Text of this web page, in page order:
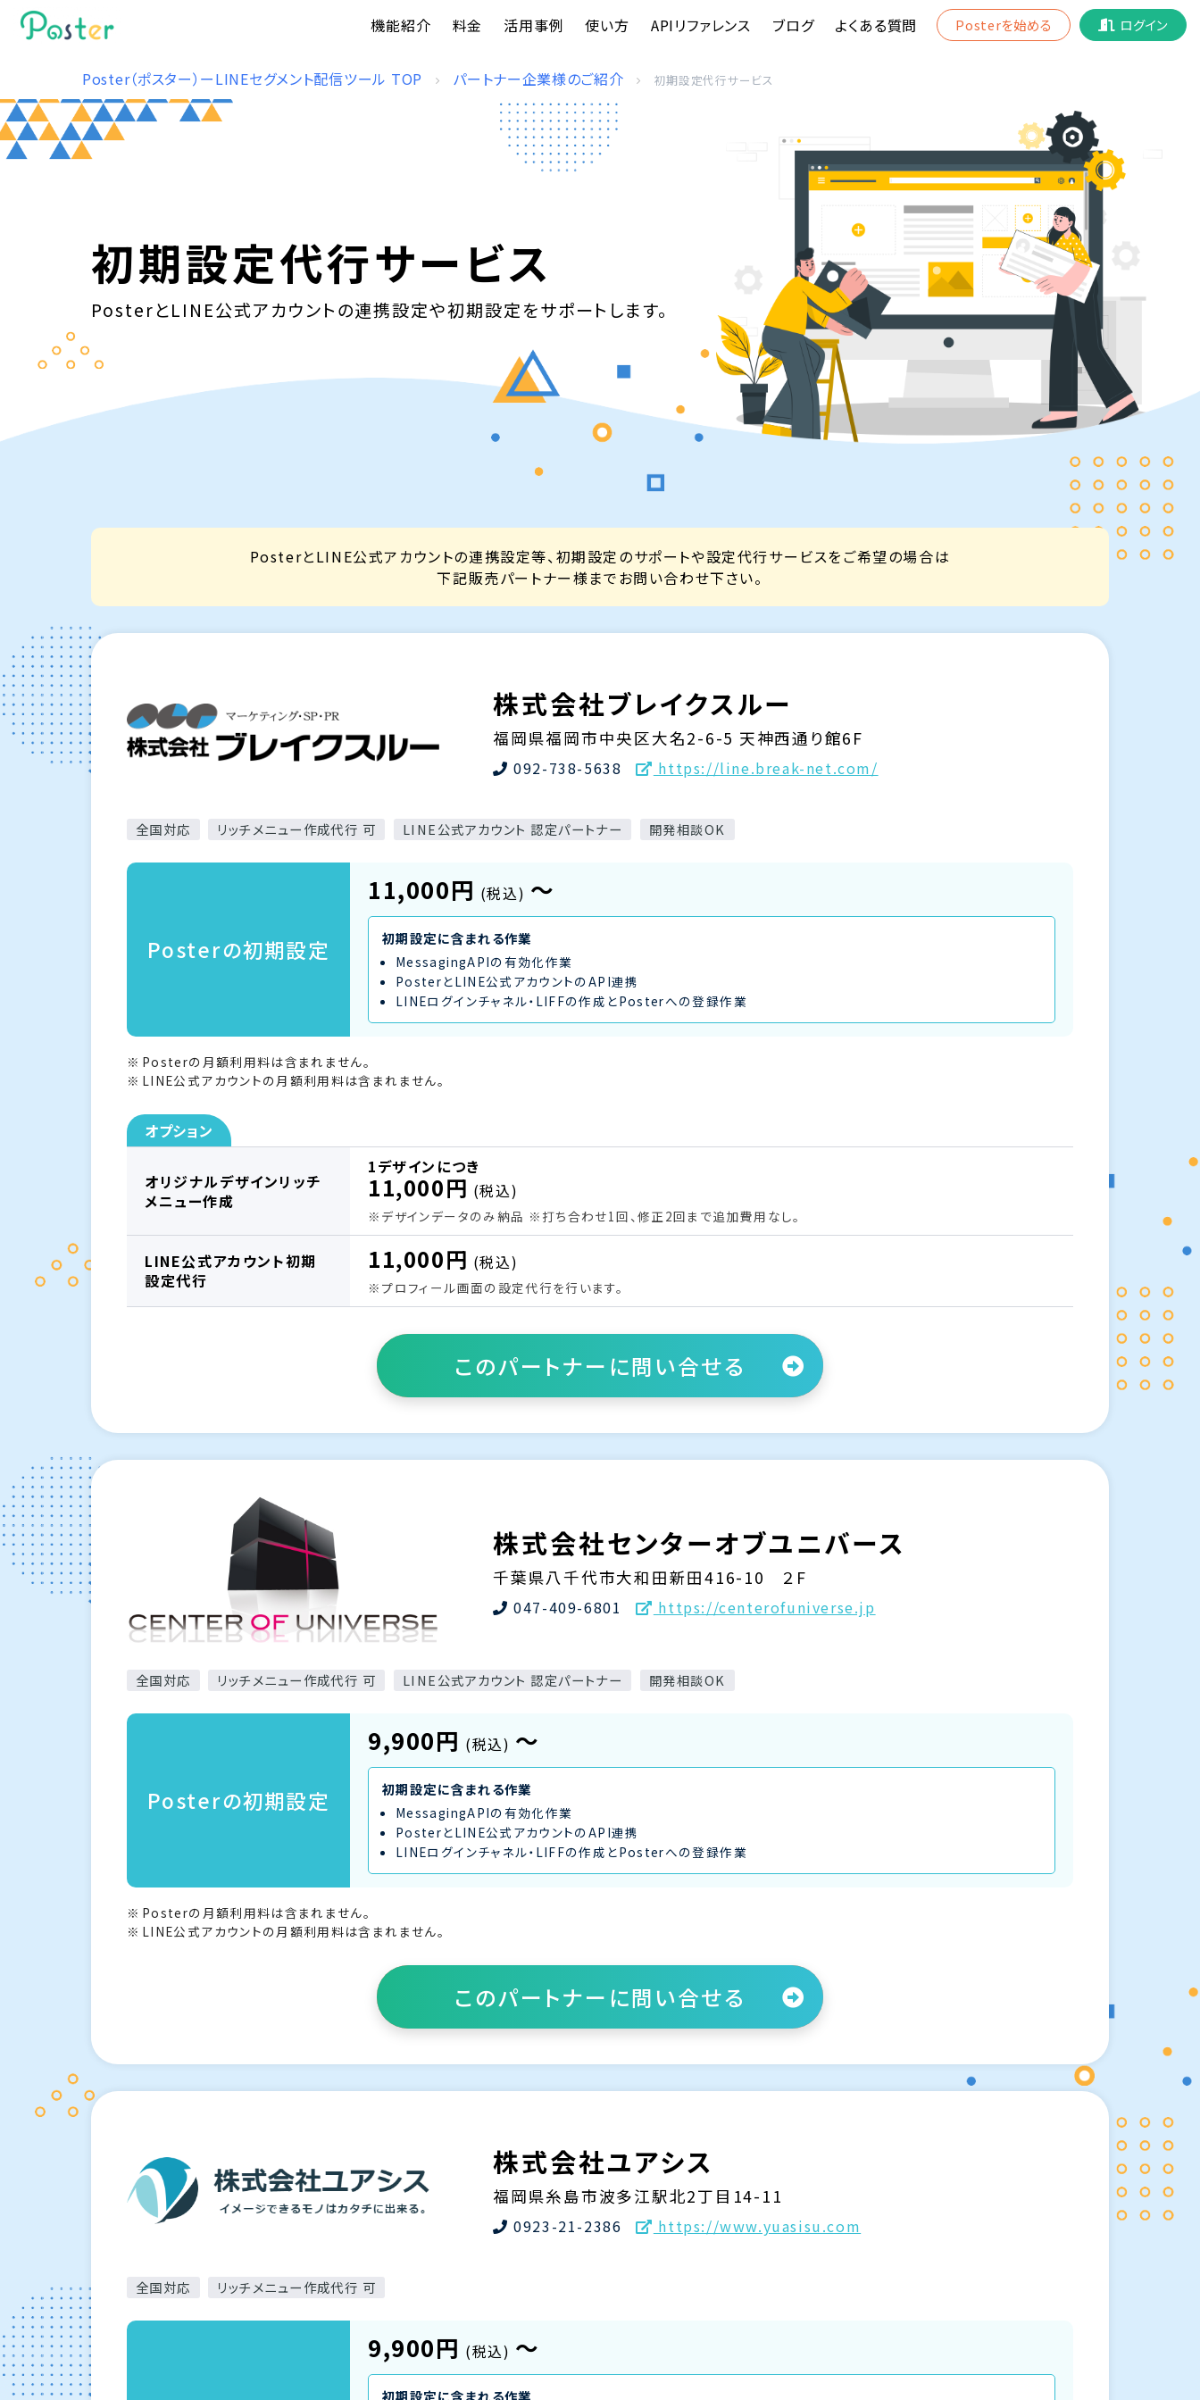
機能紹介 料金 活用事例 使い方 APIリファレンス ブログ よくある質問 Posterを始める ログイン
Poster（ポスター）ーLINEセグメント配信ツール TOP パートナー企業様のご紹介 初期設定代行サービス
初期設定代行サービス
PosterとLINE公式アカウントの連携設定や初期設定をサポートします。
PosterとLINE公式アカウントの連携設定等、初期設定のサポートや設定代行サービスをご希望の場合は
下記販売パートナー様までお問い合わせ下さい。
株式会社ブレイクスルー
福岡県福岡市中央区大名2-6-5 天神西通り館6F
092-738-5638 https://line.break-net.com/
全国対応 リッチメニュー作成代行 可 LINE公式アカウント 認定パートナー 開発相談OK
Posterの初期設定
11,000円 (税込) 〜
初期設定に含まれる作業
MessagingAPIの有効化作業
PosterとLINE公式アカウントのAPI連携
LINEログインチャネル・LIFFの作成とPosterへの登録作業
Posterの月額利用料は含まれません。
LINE公式アカウントの月額利用料は含まれません。
オプション
オリジナルデザインリッチ
メニュー作成
1デザインにつき
11,000円 (税込)
※デザインデータのみ納品 ※打ち合わせ1回、修正2回まで追加費用なし。
LINE公式アカウント初期
設定代行
11,000円 (税込)
※プロフィール画面の設定代行を行います。
このパートナーに問い合せる
株式会社センターオブユニバース
千葉県八千代市大和田新田416-10 ２F
047-409-6801 https://centerofuniverse.jp
全国対応 リッチメニュー作成代行 可 LINE公式アカウント 認定パートナー 開発相談OK
Posterの初期設定
9,900円 (税込) 〜
初期設定に含まれる作業
MessagingAPIの有効化作業
PosterとLINE公式アカウントのAPI連携
LINEログインチャネル・LIFFの作成とPosterへの登録作業
Posterの月額利用料は含まれません。
LINE公式アカウントの月額利用料は含まれません。
このパートナーに問い合せる
株式会社ユアシス
福岡県糸島市波多江駅北2丁目14-11
0923-21-2386 https://www.yuasisu.com
全国対応 リッチメニュー作成代行 可
9,900円 (税込) 〜
初期設定に含まれる作業